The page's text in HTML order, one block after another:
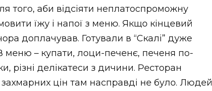
того, аби відсіяти неплатоспроможну
їжу і напої з меню. Якщо кінцевий
доплачував. Готували в “Скалі” дуже
меню – купати, лоци-печенє, печеня по-
різні делікатеси з дичини. Ресторан
цін там насправді не було. Людей